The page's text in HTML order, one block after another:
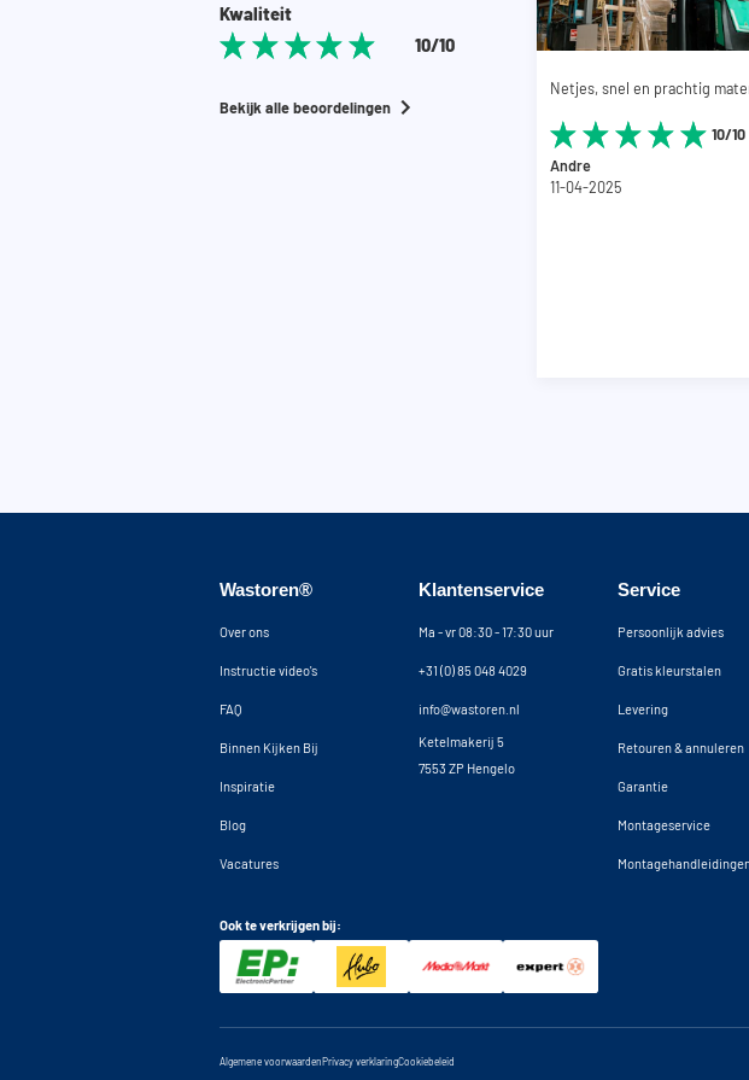
Kwaliteit
10/10
Bekijk alle beoordelingen
Netjes, snel en prachtig
10/10
Andre
11-04-2025
Wastoren®
Over ons
Instructie video's
FAQ
Binnen Kijken Bij
Inspiratie
Blog
Vacatures
Klantenservice
Ma - vr 08:30 - 17:30 uur
+31 (0) 85 048 4029
info@wastoren.nl
Ketelmakerij 5
7553 ZP Hengelo
Service
Persoonlijk advies
Gratis kleurstalen
Levering
Retouren & annuleren
Garantie
Montageservice
Ook te verkrijgen bij:
Algemene voorwaarden Privacy verklaringCookiebeleid